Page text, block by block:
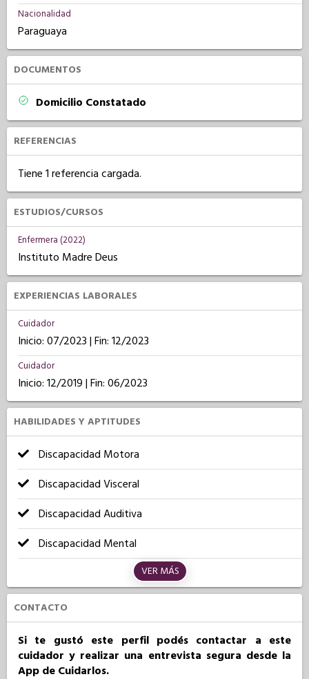
Nacionalidad
Paraguaya
DOCUMENTOS
Domicilio Constatado
REFERENCIAS
Tiene 1 referencia cargada.
ESTUDIOS/CURSOS
Enfermera (2022)
Instituto Madre Deus
EXPERIENCIAS LABORALES
Cuidador
Inicio: 07/2023 | Fin: 12/2023
Cuidador
Inicio: 12/2019 | Fin: 06/2023
HABILIDADES Y APTITUDES
Discapacidad Motora
Discapacidad Visceral
Discapacidad Auditiva
Discapacidad Mental
VER MÁS
CONTACTO
Si te gustó este perfil podés contactar a este
cuidador y realizar una entrevista segura desde la
App de Cuidarlos.